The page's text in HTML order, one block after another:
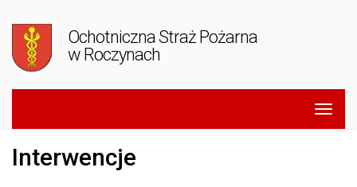
Ochotniczna Straż Pożarna
w Roczynach
Interwencje